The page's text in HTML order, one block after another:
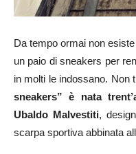
Da tempo ormai non
un paio di sneakers per
in molti le indossano. Non
sneakers” è nata
Ubaldo Malvestiti,
scarpa sportiva abbinata